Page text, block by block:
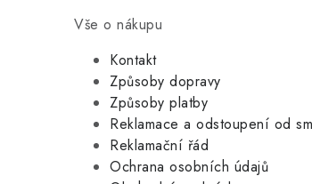
Vše o nákupu
Kontakt
Způsoby dopravy
Způsoby platby
Reklamace a odstoupení od
Reklamační řád
Ochrana osobních údajů